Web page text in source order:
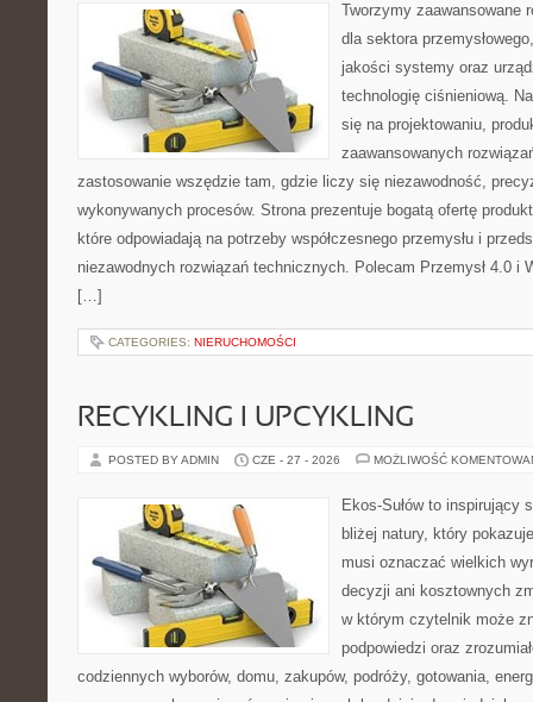
Tworzymy zaawansowane
dla sektora
jakości systemy oraz
technologię ciśnieniową.
się na projektowaniu,
zaawansowanych
zastosowanie wszędzie tam, gdzie liczy się niezawodność,
wykonywanych procesów. Strona prezentuje bogatą ofertę
które odpowiadają na potrzeby współczesnego przemysłu i
niezawodnych rozwiązań technicznych. Polecam Przemysł 4.0 i
[…]
CATEGORIES: NIERUCHOMOŚCI
RECYKLING I UPCYKLING
POSTED BY ADMIN CZE - 27 - 2026 MOŻLIWOŚĆ
Ekos-Sułów to inspirujący
bliżej natury, który
musi oznaczać wielkich
decyzji ani kosztownych
w którym czytelnik może
podpowiedzi oraz
codziennych wyborów, domu, zakupów, podróży, gotowania,